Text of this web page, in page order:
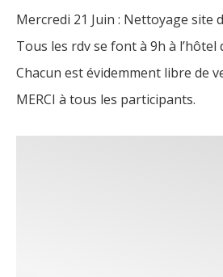
Mercredi 21 Juin : Nettoyage site
Tous les rdv se font à 9h à
Chacun est évidemment libre de
MERCI à tous les participants.